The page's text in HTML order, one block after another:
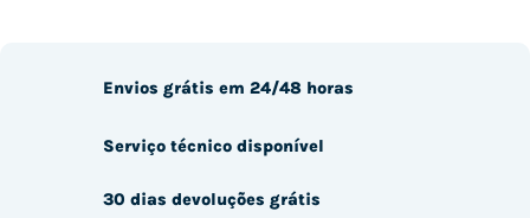
Envios grátis em 24/48 horas
Serviço técnico disponível
30 dias devoluções grátis